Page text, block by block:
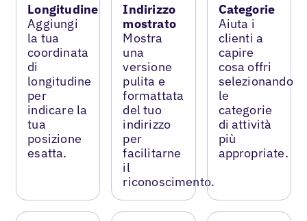
Longitudine
Aggiungi
la tua
coordinata
di
longitudine
per
indicare la
tua
posizione
esatta.
Indirizzo
mostrato
Mostra
una
versione
pulita e
formattata
del tuo
indirizzo
per
facilitarne
il
riconoscimento.
Categorie
Aiuta i
clienti a
capire
cosa offri
selezionando
le
categorie
di attività
più
appropriate.